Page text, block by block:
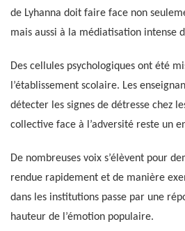
de Lyhanna doit faire face non
mais aussi à la médiatisation intense
Des cellules psychologiques ont été
l’établissement scolaire. Les
détecter les signes de détresse chez
collective face à l’adversité reste un
De nombreuses voix s’élèvent pour
rendue rapidement et de manière
dans les institutions passe par une
hauteur de l’émotion populaire.